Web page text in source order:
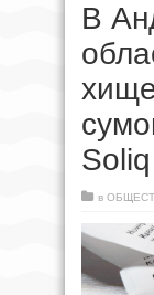
В
в